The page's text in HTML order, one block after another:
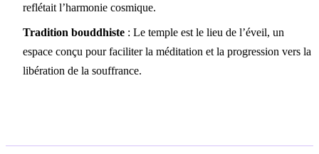
reflétait l’harmonie cosmique.
Tradition bouddhiste : Le temple est le lieu de l’éveil, un
espace conçu pour faciliter la méditation et la progression vers la
libération de la souffrance.